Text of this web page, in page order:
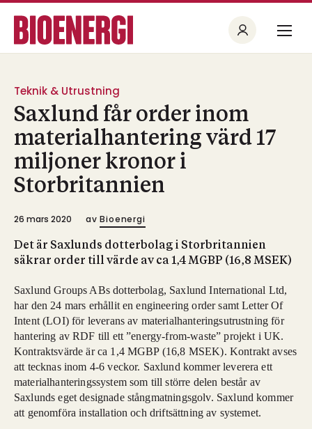
Teknik & Utrustning
Saxlund får order inom
materialhantering värd 17
miljoner kronor i
Storbritannien
26 mars 2020 av Bioenergi
Det är Saxlunds dotterbolag i Storbritannien
säkrar order till värde av ca 1,4 MGBP (16,8 MSEK)
Saxlund Groups ABs dotterbolag, Saxlund International Ltd,
har den 24 mars erhållit en engineering order samt Letter Of
Intent (LOI) för leverans av materialhanteringsutrustning för
hantering av RDF till ett ”energy-from-waste” projekt i UK.
Kontraktsvärde är ca 1,4 MGBP (16,8 MSEK). Kontrakt avses
att tecknas inom 4-6 veckor. Saxlund kommer leverera ett
materialhanteringssystem som till större delen består av
Saxlunds eget designade stångmatningsgolv. Saxlund kommer
att genomföra installation och driftsättning av systemet.